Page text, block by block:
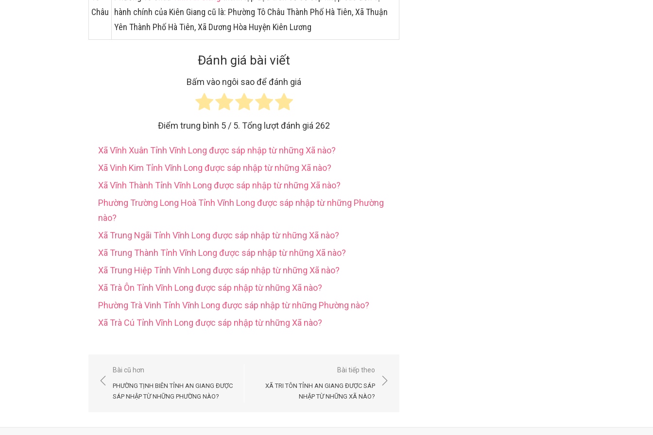
Châu
hành chính của Kiên Giang cũ là: Phường Tô Châu Thành Phố Hà Tiên, Xã Thuận
Yên Thành Phố Hà Tiên, Xã Dương Hòa Huyện Kiên Lương
Đánh giá bài viết
Bấm vào ngôi sao để đánh giá
Điểm trung bình 5 / 5. Tổng lượt đánh giá 262
Xã Vĩnh Xuân Tỉnh Vĩnh Long được sáp nhập từ những Xã nào?
Xã Vinh Kim Tỉnh Vĩnh Long được sáp nhập từ những Xã nào?
Xã Vĩnh Thành Tỉnh Vĩnh Long được sáp nhập từ những Xã nào?
Phường Trường Long Hoà Tỉnh Vĩnh Long được sáp nhập từ những Phường
nào?
Xã Trung Ngãi Tỉnh Vĩnh Long được sáp nhập từ những Xã nào?
Xã Trung Thành Tỉnh Vĩnh Long được sáp nhập từ những Xã nào?
Xã Trung Hiệp Tỉnh Vĩnh Long được sáp nhập từ những Xã nào?
Xã Trà Ôn Tỉnh Vĩnh Long được sáp nhập từ những Xã nào?
Phường Trà Vinh Tỉnh Vĩnh Long được sáp nhập từ những Phường nào?
Xã Trà Cú Tỉnh Vĩnh Long được sáp nhập từ những Xã nào?
Điều
hướng
Bài cũ hơn
PHƯỜNG TỊNH BIÊN TỈNH AN GIANG ĐƯỢC
SÁP NHẬP TỪ NHỮNG PHƯỜNG NÀO?
Bài tiếp theo
XÃ TRI TÔN TỈNH AN GIANG ĐƯỢC SÁP
NHẬP TỪ NHỮNG XÃ NÀO?